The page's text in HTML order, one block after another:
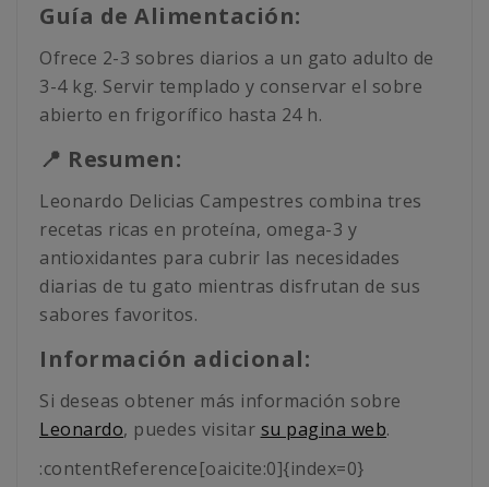
Guía de Alimentación:
Ofrece 2-3 sobres diarios a un gato adulto de
3-4 kg. Servir templado y conservar el sobre
abierto en frigorífico hasta 24 h.
📍 Resumen:
Leonardo Delicias Campestres combina tres
recetas ricas en proteína, omega-3 y
antioxidantes para cubrir las necesidades
diarias de tu gato mientras disfrutan de sus
sabores favoritos.
Información adicional:
Si deseas obtener más información sobre
Leonardo, puedes visitar su pagina web.
:contentReference[oaicite:0]{index=0}